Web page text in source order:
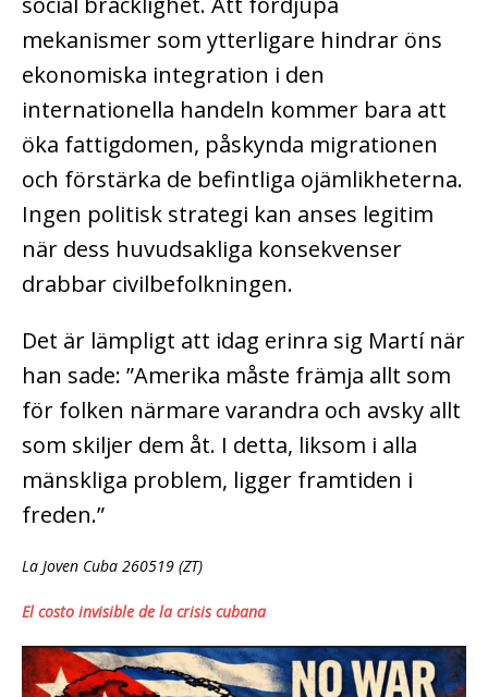
mekanismer som ytterligare hindrar öns
ekonomiska integration i den
internationella handeln kommer bara att
öka fattigdomen, påskynda migrationen
och förstärka de befintliga ojämlikheterna.
Ingen politisk strategi kan anses legitim
när dess huvudsakliga konsekvenser
drabbar civilbefolkningen.
Det är lämpligt att idag erinra sig Martí när
han sade: ”Amerika måste främja allt som
för folken närmare varandra och avsky allt
som skiljer dem åt. I detta, liksom i alla
mänskliga problem, ligger framtiden i
freden.”
La Joven Cuba 260519 (ZT)
El costo invisible de la crisis cubana